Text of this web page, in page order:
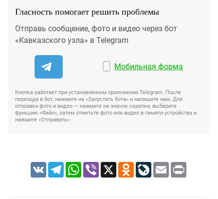
Гласность помогает решить проблемы
Отправь сообщение, фото и видео через бот
«Кавказского узла» в Telegram
Мобильная форма
Кнопка работает при установленном приложении Telegram. После
перехода в бот, нажмите на «Запустить бота» и напишите нам. Для
отправки фото и видео — нажмите на значок скрепки, выберите
функцию «Файл», затем отметьте фото или видео в памяти устройства и
нажмите «Отправить».
VK TelegramWhatsApp
Viber X Odnoklassniki
LiveJournal
Email Print